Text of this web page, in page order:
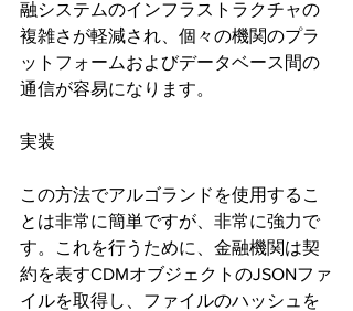
融システムのインフラストラクチャの
複雑さが軽減され、個々の機関のプラ
ットフォームおよびデータベース間の
通信が容易になります。
実装
この方法でアルゴランドを使用するこ
とは非常に簡単ですが、非常に強力で
す。これを行うために、金融機関は契
約を表すCDMオブジェクトのJSONファ
イルを取得し、ファイルのハッシュを